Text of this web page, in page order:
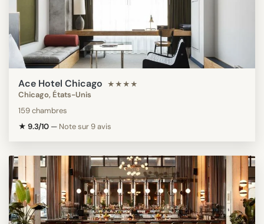
Ace Hotel Chicago ★★★★
Chicago, États-Unis
159 chambres
★ 9.3/10 — Note sur 9 avis